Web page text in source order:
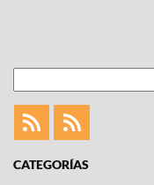
Feed
Feed
CATEGORÍAS